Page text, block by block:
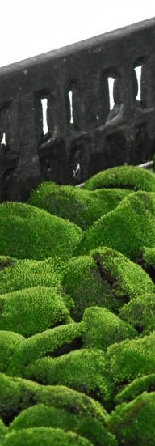
盆栽初心者ですが、今年の
春頃から育てている桧の小
鉢を植え替えする用とし
購入しました。
写真で想像していたより
も、しっかりしていて重
もあり、風に飛ばされる
配も無さそうです。YUTAさ